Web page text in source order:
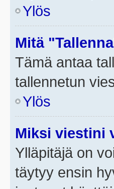
Ylös
Mitä
Tämä antaa
tallennetun
Ylös
Miksi viestini
Ylläpitäjä on
täytyy ensin